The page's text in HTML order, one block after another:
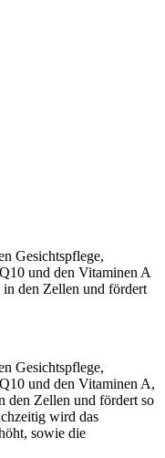
Gesichtspflege,
und den Vitaminen A
den Zellen und fördert
Gesichtspflege,
und den Vitaminen A,
den Zellen und fördert so
wird das
sowie die